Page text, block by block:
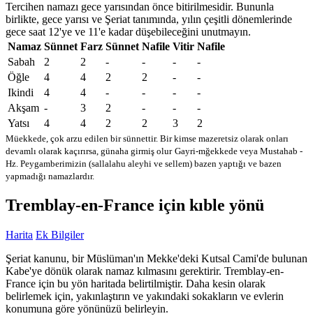
Tercihen namazı gece yarısından önce bitirilmesidir. Bununla
birlikte, gece yarısı ve Şeriat tanımında, yılın çeşitli dönemlerinde
gece saat 12'ye ve 11'e kadar düşebileceğini unutmayın.
Namaz Sünnet Farz Sünnet Nafile Vitir Nafile
Sabah
2 2 - - -
-
Öğle
4 4 2 2 -
-
Ikindi
4 4 - - -
-
Akşam - 3 2 - -
-
Yatsı
4 4 2 2 3 2
Müekkede, çok arzu edilen bir sünnettir. Bir kimse mazeretsiz olarak onları
devamlı olarak kaçırırsa, günaha girmiş olur Gayri-mğekkede veya Mustahab -
Hz. Peygamberimizin (sallalahu aleyhi ve sellem) bazen yaptığı ve bazen
yapmadığı namazlardır.
Tremblay-en-France için kıble yönü
Harita Ek Bilgiler
Şeriat kanunu, bir Müslüman'ın Mekke'deki Kutsal Cami'de bulunan
Kabe'ye dönük olarak namaz kılmasını gerektirir. Tremblay-en-
France için bu yön haritada belirtilmiştir. Daha kesin olarak
belirlemek için, yakınlaştırın ve yakındaki sokakların ve evlerin
konumuna göre yönünüzü belirleyin.